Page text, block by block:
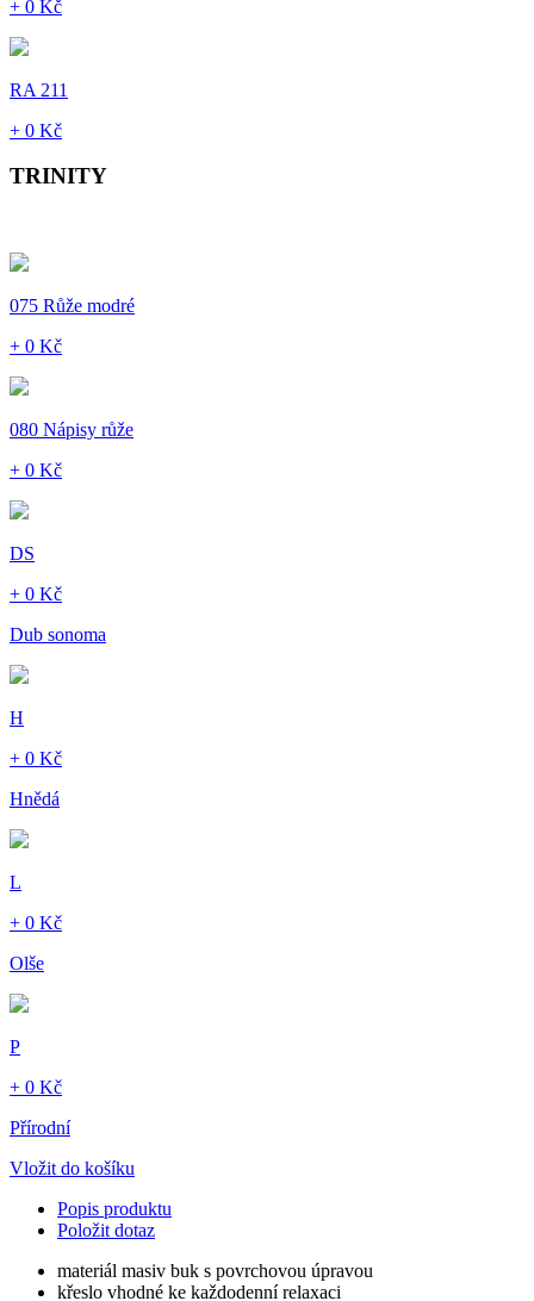
+ 0 Kč
RA 211
+ 0 Kč
TRINITY
075 Růže modré
+ 0 Kč
080 Nápisy růže
+ 0 Kč
DS
+ 0 Kč
Dub sonoma
H
+ 0 Kč
Hnědá
L
+ 0 Kč
Olše
P
+ 0 Kč
Přírodní
Vložit do košíku
Popis produktu
Položit dotaz
materiál masiv buk s povrchovou úpravou
křeslo vhodné ke každodenní relaxaci